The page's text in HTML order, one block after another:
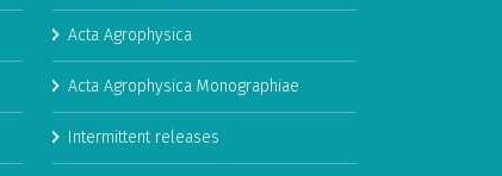
Acta Agrophysica
Acta Agrophysica Monographiae
Intermittent releases